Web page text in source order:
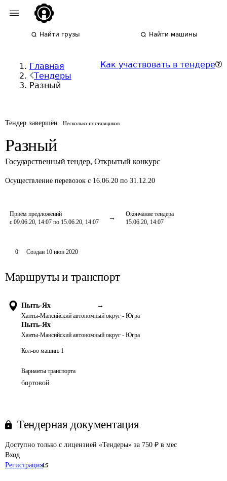
Найти грузы Найти машины
Главная
Тендеры
Разный
Как участвовать в тендере
Тендер завершён Несколько поставщиков
Разный
Государственный тендер, Открытый конкурс
Осуществление перевозок с 16.06.20 по 31.12.20
Приём предложений
с 09.06.20, 14:07 по 15.06.20, 14:07
Окончание тендера
15.06.20, 14:07
0 Создан 10 июн 2020
Маршруты и транспорт
Пыть-Ях →
Ханты-Мансийский автономный округ - Югра
Пыть-Ях
Ханты-Мансийский автономный округ - Югра
Кол-во машин: 1
Варианты транспорта
бортовой
Тендерная документация
Доступно только с лицензией «Тендеры» за 750 ₽ в мес
Вход
Регистрация